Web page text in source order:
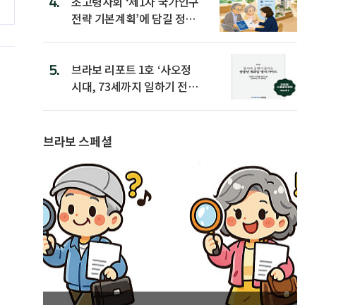
전략 기본계획’에 담길 정책
5.
브라보 리포트 1호 ‘사오정
시대, 73세까지 일하기 전략’
브라보 스페셜